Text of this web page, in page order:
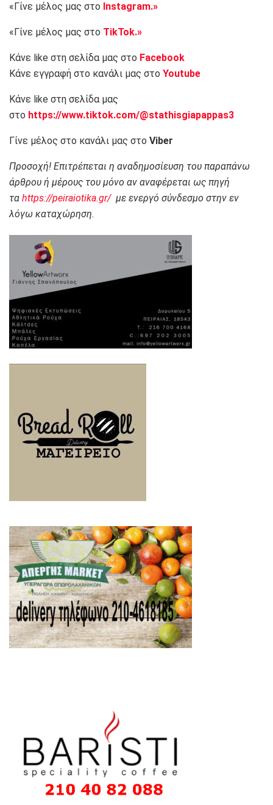
«Γίνε μέλος μας στο Instagram.»
«Γίνε μέλος μας στο TikTok.»
Κάνε like στη σελίδα μας στο Facebook
Κάνε εγγραφή στο κανάλι μας στο Youtube
Κάνε like στη σελίδα μας
στο https://www.tiktok.com/@stathisgiapappas3
Γίνε μέλος στο κανάλι μας στο Viber
Προσοχή! Επιτρέπεται η αναδημοσίευση του παραπάνω
άρθρου ή μέρους του μόνο αν αναφέρεται ως πηγή
τα https://peiraiotika.gr/με ενεργό σύνδεσμο στην εν
λόγω καταχώρηση.